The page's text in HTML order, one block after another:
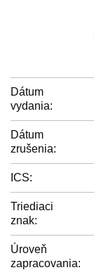
Dátum
vydania:
Dátum
zrušenia:
ICS:
Triediaci
znak:
Úroveň
zapracovania: